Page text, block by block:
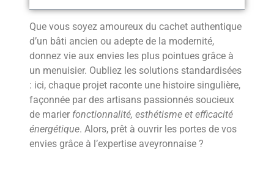
Que vous soyez amoureux du cachet authentique
d’un bâti ancien ou adepte de la modernité,
donnez vie aux envies les plus pointues grâce à
un menuisier. Oubliez les solutions standardisées
: ici, chaque projet raconte une histoire singulière,
façonnée par des artisans passionnés soucieux
de marier fonctionnalité, esthétisme et efficacité
énergétique. Alors, prêt à ouvrir les portes de vos
envies grâce à l’expertise aveyronnaise ?